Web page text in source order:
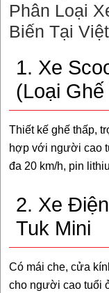
Phân Loại
Biến Tại
1. Xe
(Loại Ghế
Thiết kế ghế thấp,
hợp với người cao
đa 20 km/h, pin
2. Xe
Tuk Mini
Có mái che, cửa
cho người cao tuổi